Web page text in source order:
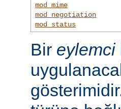
mod_mime
mod_negotiation
mod_status
Bir eylemci